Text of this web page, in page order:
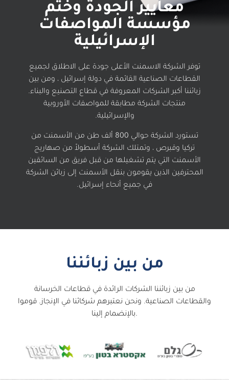
معايير الجودة وختم
مؤسسة المواصفات
الإسرائيلية
توفر الشركة الاسمنت الأعلى جودة على الاطلاق لجميع
القطاعات الصناعية القائمة في دولة إسرائيل ، ومن بين
زبائننا أكبر الشركات المعروفة في قطاع التصنيع والبناء.
منتجات الشركة مطابقة للمواصفات الأوروبية
والإسرائيلية.
تستورد الشركة حوالي 800 ألف طن من الأسمنت من
تركيا وقبرص ، وتمتلك الشركة أسطولاً من صهاريج
الأسمنت التي يتم تشغيلها من قبل فريق من السائقين
المحترفين الذين يقومون بنقل الأسمنت إلى زبائن الشركة
في جميع أنحاء إسرائيل.
من بين زبائننا
من بين زبائننا الشركات الرائدة في قطاعات الخرسانة
والقطاعات الصناعية. ونحن نعتبرهم شركائنا في الإنجاز. قوموا
بالإنضمام إلينا.